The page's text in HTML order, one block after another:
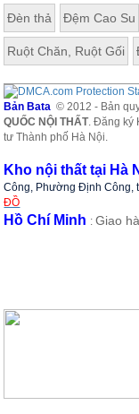
Đèn thả Đệm Cao Su
Ruột Chăn, Ruột Gối
Bản Bata © 2012 - Bản
QUỐC NỘI THẤT. Đăng ký
tư Thành phố Hà Nội.
Kho nội thất tại Hà
Công, Phường Định Công,
ĐỒ
Hồ Chí Minh :Giao